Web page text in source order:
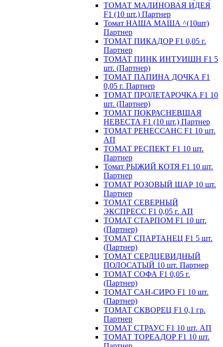
ТОМАТ МАЛИНОВАЯ ИДЕЯ
F1 (10 шт.) Партнер
Томат НАША МАША ^(10шт)
Партнер
ТОМАТ ПИКАДОР F1 0,05 г.
Партнер
ТОМАТ ПИНК ИНТУИШН F1 5
шт. (Партнер)
ТОМАТ ПАПИНА ДОЧКА F1
0,05 г. Партнер
ТОМАТ ПРОЛЕТАРОЧКА F1 10
шт. (Партнер)
ТОМАТ ПОКРАСНЕВШАЯ
НЕВЕСТА F1 (10 шт.) Партнер
ТОМАТ РЕНЕССАНС F1 10 шт.
АП
ТОМАТ РЕСПЕКТ F1 10 шт.
Партнер
Томат РЫЖИЙ КОТЯ F1 10 шт.
Партнер
ТОМАТ РОЗОВЫЙ ШАР 10 шт.
Партнер
ТОМАТ СЕВЕРНЫЙ
ЭКСПРЕСС F1 0,05 г. АП
ТОМАТ СТАРПОМ F1 10 шт.
(Партнер)
ТОМАТ СПАРТАНЕЦ F1 5 шт.
(Партнер)
ТОМАТ СЕРДЦЕВИДНЫЙ
ПОЛОСАТЫЙ 10 шт. Партнер
ТОМАТ СОФА F1 0,05 г.
(Партнер)
ТОМАТ САН-СИРО F1 10 шт.
(Партнер)
ТОМАТ СКВОРЕЦ F1 0,1 гр.
Партнер
ТОМАТ СТРАУС F1 10 шт. АП
ТОМАТ ТОРЕАДОР F1 10 шт.